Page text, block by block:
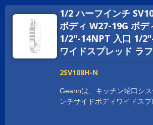
中の衛生認証を取得してい
スを拡大するために、お客様
す。 スレッドサイズは、顧
タマイズされており、1-
M28XP1.5などがあります。
1/2 ハーフインチ
ボディ W27-19G ボデ
1/2"-14NPT 入口 1/
ワイドスプレッド ラ
2SV108H-N
Geannは、キッチン蛇口シ
ンチサイドボディワイドス